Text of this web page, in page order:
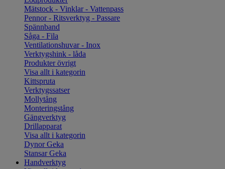
Mätstock - Vinklar - Vattenpass
Pennor - Ritsverktyg - Passare
Spännband
Såga - Fila
Ventilationshuvar - Inox
Verktygshink - låda
Produkter övrigt
Visa allt i kategorin
Kittspruta
Verktygssatser
Mollytång
Monteringstång
Gängverktyg
Drillapparat
Visa allt i kategorin
Dynor Geka
Stansar Geka
Handverktyg